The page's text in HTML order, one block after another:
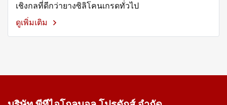
เชิงกลที่ดีกว่ายางซิลิโคนเกรดทั่วไป
ดูเพิ่มเติม